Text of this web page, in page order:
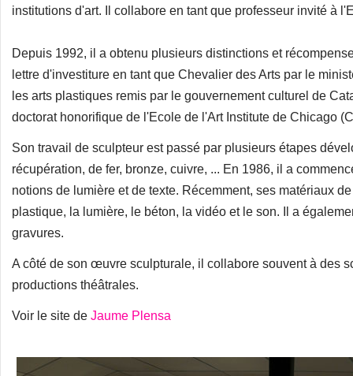
institutions d'art. Il collabore en tant que professeur invité à
Depuis 1992, il a obtenu plusieurs distinctions et
lettre d'investiture en tant que Chevalier des Arts par le
les arts plastiques remis par le gouvernement culturel de
doctorat honorifique de l'Ecole de l'Art Institute de Chicago
Son travail de sculpteur est passé par plusieurs étapes
récupération, de fer, bronze, cuivre, ... En 1986, il a
notions de lumière et de texte. Récemment, ses matériaux
plastique, la lumière, le béton, la vidéo et le son. Il a
gravures.
A côté de son œuvre sculpturale, il collabore souvent à des
productions théâtrales.
Voir le site de Jaume Plensa